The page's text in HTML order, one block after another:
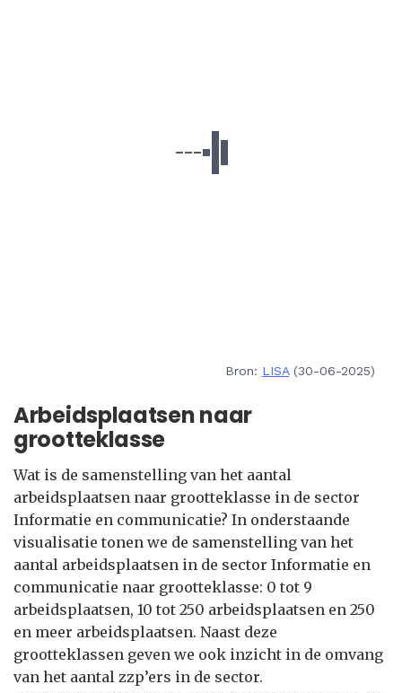
Bron: LISA(30-06-2025)
Arbeidsplaatsen naar
grootteklasse
Wat is de samenstelling van het aantal
arbeidsplaatsen naar grootteklasse in de sector
Informatie en communicatie? In onderstaande
visualisatie tonen we de samenstelling van het
aantal arbeidsplaatsen in de sector Informatie en
communicatie naar grootteklasse: 0 tot 9
arbeidsplaatsen, 10 tot 250 arbeidsplaatsen en 250
en meer arbeidsplaatsen. Naast deze
grootteklassen geven we ook inzicht in de omvang
van het aantal zzp’ers in de sector.